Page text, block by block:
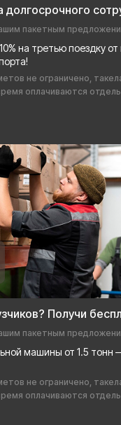
пакетным
на третью поездку
не ограничено,
оплачиваются
Получи
пакетным
машины от 1.5 тонн
не ограничено,
оплачиваются